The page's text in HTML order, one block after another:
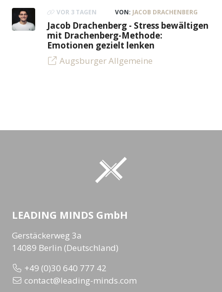
VOR 3 TAGEN VON: JACOB DRACHENBERG
Jacob Drachenberg - Stress bewältigen
mit Drachenberg-Methode:
Emotionen gezielt lenken
Augsburger Allgemeine
LEADING MINDS GmbH
Gerstäckerweg 3a
14089 Berlin (Deutschland)
+49 (0)30 640 777 42
contact@leading-minds.com